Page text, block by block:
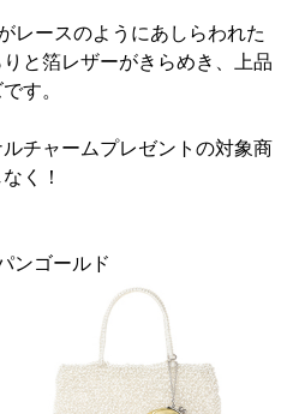
レースのようにあしらわれた
と箔レザーがきらめき、上品
す。
チャームプレゼントの対象商
く！
ンゴールド